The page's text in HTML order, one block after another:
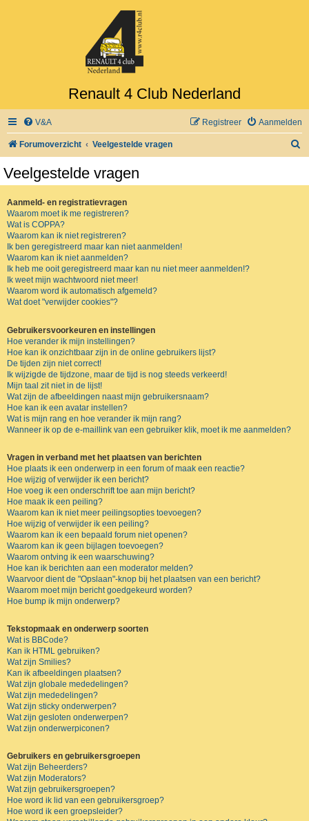
Renault 4 Club Nederland
V&A Aanmelden
Registreer
Forumoverzicht Veelgestelde vragen
Veelgestelde vragen
Aanmeld- en registratievragen
Waarom moet ik me registreren?
Wat is COPPA?
Waarom kan ik niet registreren?
Ik ben geregistreerd maar kan niet aanmelden!
Waarom kan ik niet aanmelden?
Ik heb me ooit geregistreerd maar kan nu niet meer aanmelden!?
Ik weet mijn wachtwoord niet meer!
Waarom word ik automatisch afgemeld?
Wat doet "verwijder cookies"?
Gebruikersvoorkeuren en instellingen
Hoe verander ik mijn instellingen?
Hoe kan ik onzichtbaar zijn in de online gebruikers lijst?
De tijden zijn niet correct!
Ik wijzigde de tijdzone, maar de tijd is nog steeds verkeerd!
Mijn taal zit niet in de lijst!
Wat zijn de afbeeldingen naast mijn gebruikersnaam?
Hoe kan ik een avatar instellen?
Wat is mijn rang en hoe verander ik mijn rang?
Wanneer ik op de e-maillink van een gebruiker klik, moet ik me aanmelden?
Vragen in verband met het plaatsen van berichten
Hoe plaats ik een onderwerp in een forum of maak een reactie?
Hoe wijzig of verwijder ik een bericht?
Hoe voeg ik een onderschrift toe aan mijn bericht?
Hoe maak ik een peiling?
Waarom kan ik niet meer peilingsopties toevoegen?
Hoe wijzig of verwijder ik een peiling?
Waarom kan ik een bepaald forum niet openen?
Waarom kan ik geen bijlagen toevoegen?
Waarom ontving ik een waarschuwing?
Hoe kan ik berichten aan een moderator melden?
Waarvoor dient de "Opslaan"-knop bij het plaatsen van een bericht?
Waarom moet mijn bericht goedgekeurd worden?
Hoe bump ik mijn onderwerp?
Tekstopmaak en onderwerp soorten
Wat is BBCode?
Kan ik HTML gebruiken?
Wat zijn Smilies?
Kan ik afbeeldingen plaatsen?
Wat zijn globale mededelingen?
Wat zijn mededelingen?
Wat zijn sticky onderwerpen?
Wat zijn gesloten onderwerpen?
Wat zijn onderwerpiconen?
Gebruikers en gebruikersgroepen
Wat zijn Beheerders?
Wat zijn Moderators?
Wat zijn gebruikersgroepen?
Hoe word ik lid van een gebruikersgroep?
Hoe word ik een groepsleider?